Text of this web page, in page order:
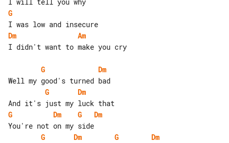
G
Dm
Am
I didn't want to make you cry
G
Dm
G
Dm
G
Dm G
Dm
G
Dm G Dm